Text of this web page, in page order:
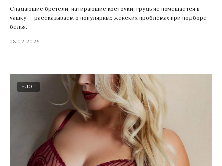
Спадающие бретели, натирающие косточки, грудь не помещается в
чашку — рассказываем о популярных женских проблемах при подборе
белья.
08.02.2025
БЛОГ